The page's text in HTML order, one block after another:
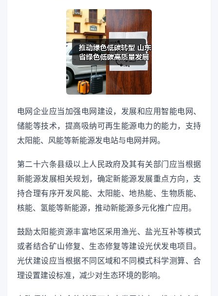
电网企业应当加强电网建设，发展和应用智能电网、
储能等技术，提高吸纳可再生能源电力的能力，支持
太阳能、风能等新能源发电站与电网并网。
第二十六条县级以上人民政府及其有关部门应当根据
新能源发展相关规划，确定新能源发展重点方向，支
持合理有序开发风能、太阳能、地热能、生物质能、
核能、氢能等新能源，推动新能源多元化推广应用。
鼓励太阳能资源丰富地区采用渔光、盐光互补等模式
或者结合矿山修复、生态修复等建设光伏发电项目。
光伏建设应当根据不同区域和不同模式科学测算、合
理设置建设标准，减少对生态环境的影响。